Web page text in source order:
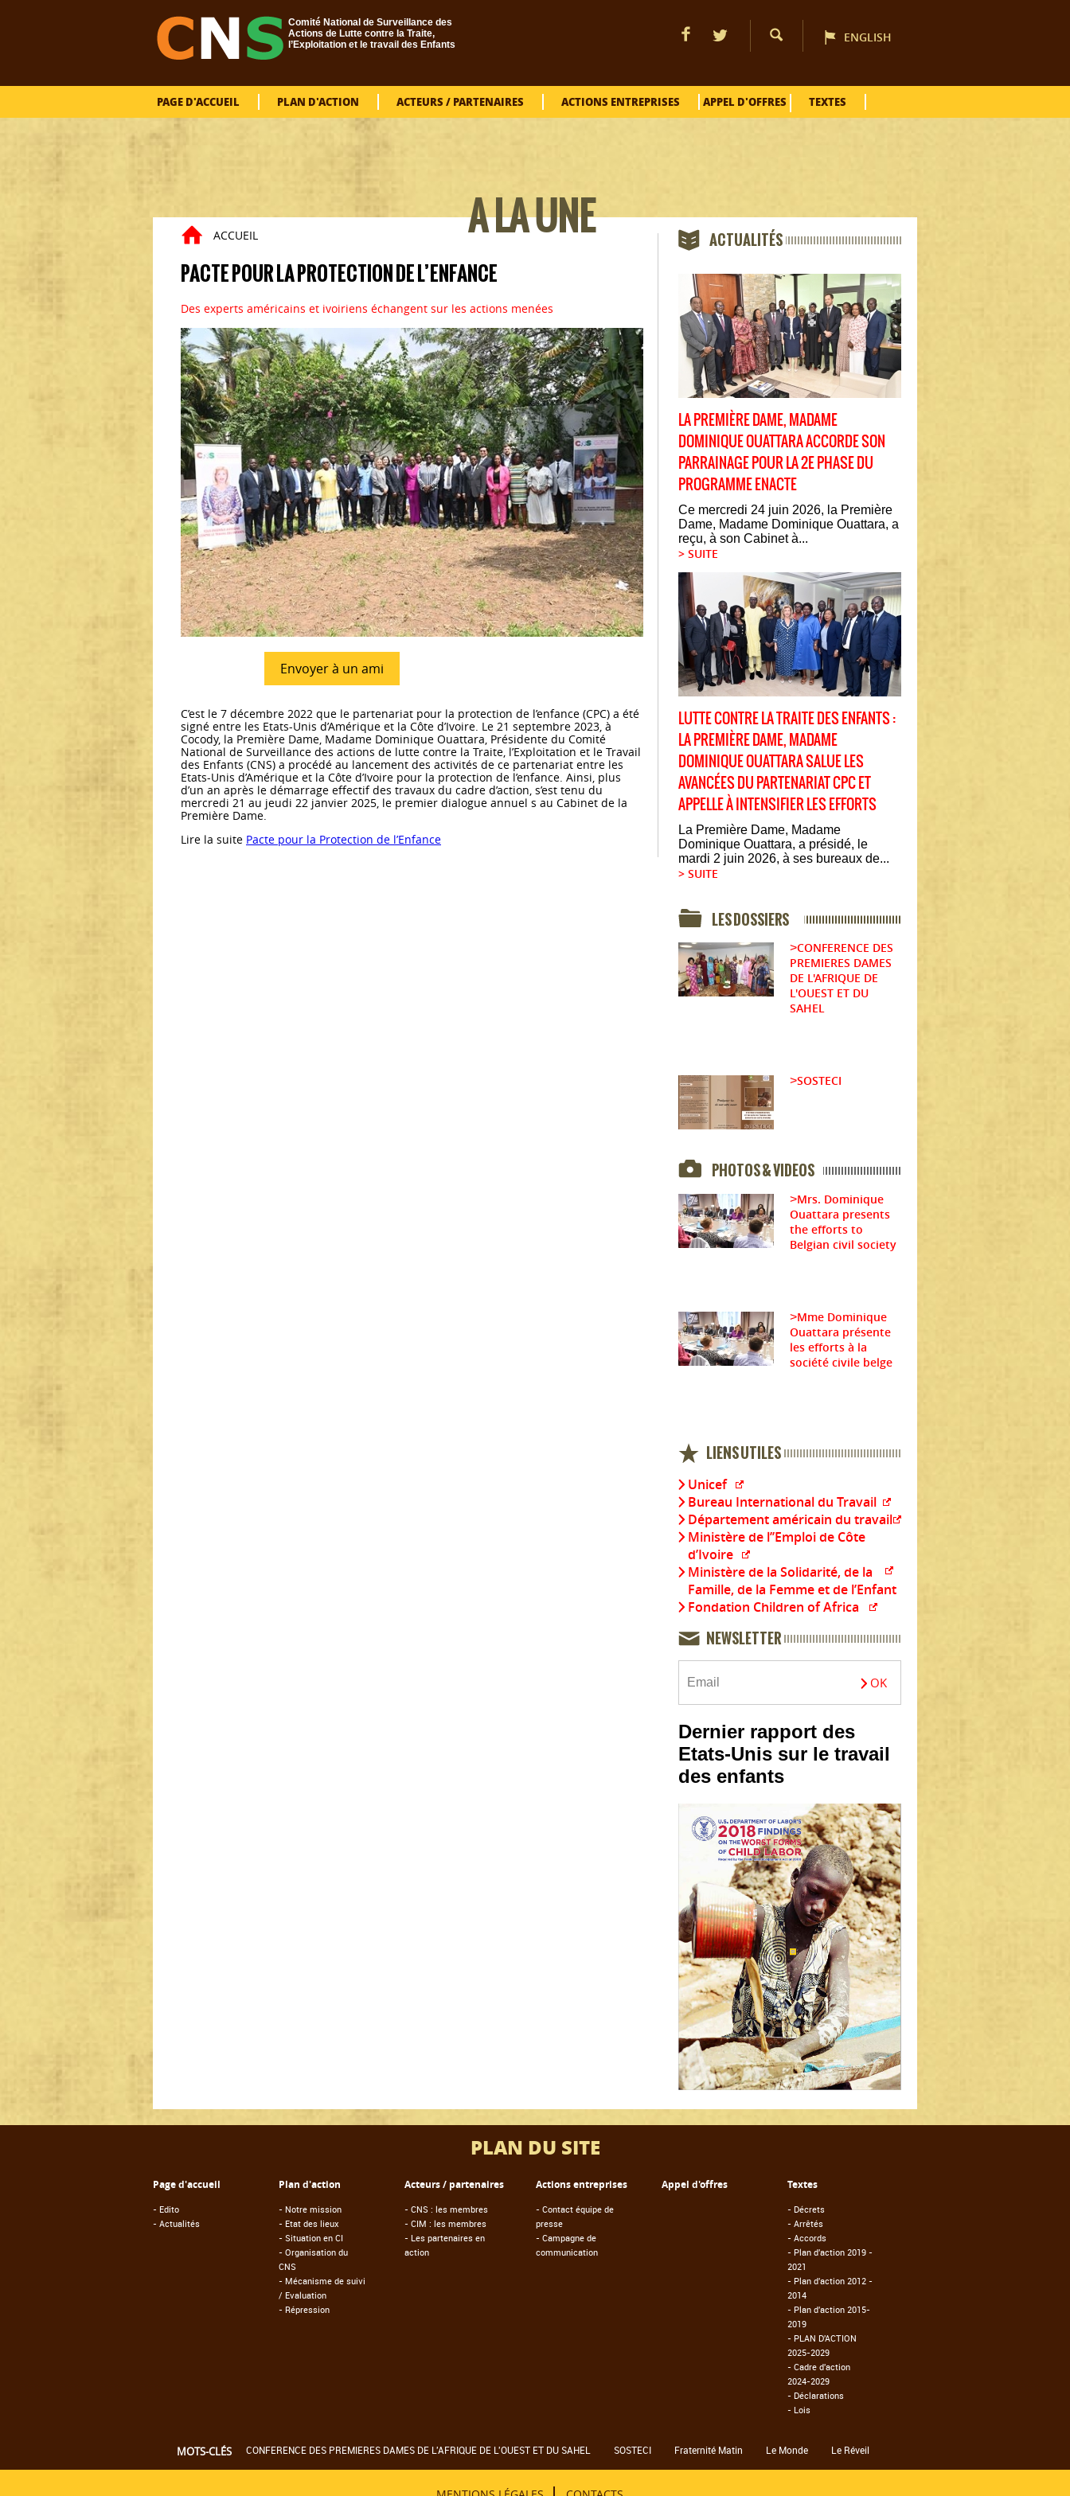
Comité National de Surveillance des
Actions de Lutte contre la Traite,
l’Exploitation et le travail des Enfants
ENGLISH
PAGE D'ACCUEIL PLAN D'ACTION ACTEURS / PARTENAIRES ACTIONS ENTREPRISES APPEL D'OFFRES TEXTES
VOUS ÊTES ICI
ACCUEIL A LA UNE
PACTE POUR LA PROTECTION DE L’ENFANCE
Des experts américains et ivoiriens échangent sur les actions menées
Envoyer à un ami
C’est le 7 décembre 2022 que le partenariat pour la protection de l’enfance (CPC) a été
signé entre les Etats-Unis d’Amérique et la Côte d’Ivoire. Le 21 septembre 2023, à
Cocody, la Première Dame, Madame Dominique Ouattara, Présidente du Comité
National de Surveillance des actions de lutte contre la Traite, l’Exploitation et le Travail
des Enfants (CNS) a procédé au lancement des activités de ce partenariat entre les
Etats-Unis d’Amérique et la Côte d’Ivoire pour la protection de l’enfance. Ainsi, plus
d’un an après le démarrage effectif des travaux du cadre d’action, s’est tenu du
mercredi 21 au jeudi 22 janvier 2025, le premier dialogue annuel s au Cabinet de la
Première Dame.
Lire la suite Pacte pour la Protection de l’Enfance
ACTUALITÉS
LA PREMIÈRE DAME, MADAME
DOMINIQUE OUATTARA ACCORDE SON
PARRAINAGE POUR LA 2E PHASE DU
PROGRAMME ENACTE
Ce mercredi 24 juin 2026, la Première
Dame, Madame Dominique Ouattara, a
reçu, à son Cabinet à...
> SUITE
LUTTE CONTRE LA TRAITE DES ENFANTS :
LA PREMIÈRE DAME, MADAME
DOMINIQUE OUATTARA SALUE LES
AVANCÉES DU PARTENARIAT CPC ET
APPELLE À INTENSIFIER LES EFFORTS
La Première Dame, Madame
Dominique Ouattara, a présidé, le
mardi 2 juin 2026, à ses bureaux de...
> SUITE
LES DOSSIERS
>CONFERENCE DES
PREMIERES DAMES
DE L'AFRIQUE DE
L'OUEST ET DU
SAHEL
>SOSTECI
PHOTOS & VIDEOS
>Mrs. Dominique
Ouattara presents
the efforts to
Belgian civil society
>Mme Dominique
Ouattara présente
les efforts à la
société civile belge
LIENS UTILES
Unicef
Bureau International du Travail
Département américain du travail
Ministère de l’’Emploi de Côte
d’Ivoire
Ministère de la Solidarité, de la
Famille, de la Femme et de l’Enfant
Fondation Children of Africa
NEWSLETTER
Dernier rapport des
Etats-Unis sur le travail
des enfants
PLAN DU SITE
Page d'accueil
- Edito
- Actualités
Plan d'action
- Notre mission
- Etat des lieux
- Situation en CI
- Organisation du
CNS
- Mécanisme de suivi
/ Evaluation
- Répression
Acteurs / partenaires
- CNS : les membres
- CIM : les membres
- Les partenaires en
action
Actions entreprises
- Contact équipe de
presse
- Campagne de
communication
Appel d'offres Textes
- Décrets
- Arrêtés
- Accords
- Plan d'action 2019 -
2021
- Plan d'action 2012 -
2014
- Plan d'action 2015-
2019
- PLAN D'ACTION
2025-2029
- Cadre d'action
2024-2029
- Déclarations
- Lois
MOTS-CLÉS CONFERENCE DES PREMIERES DAMES DE L'AFRIQUE DE L'OUEST ET DU SAHEL SOSTECI Fraternité Matin Le Monde Le Réveil